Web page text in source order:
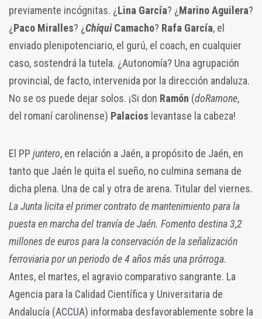
previamente incógnitas. ¿Lina García? ¿Marino Aguilera?
¿Paco Miralles? ¿ChiquiCamacho? Rafa García, el
enviado plenipotenciario, el gurú, el coach, en cualquier
caso, sostendrá la tutela. ¿Autonomía? Una agrupación
provincial, de facto, intervenida por la dirección andaluza.
No se os puede dejar solos. ¡Si don Ramón (doRamone,
del romaní carolinense) Palacios levantase la cabeza!
El PP juntero, en relación a Jaén, a propósito de Jaén, en
tanto que Jaén le quita el sueño, no culmina semana de
dicha plena. Una de cal y otra de arena. Titular del viernes.
La Junta licita el primer contrato de mantenimiento para la
puesta en marcha del tranvía de Jaén. Fomento destina 3,2
millones de euros para la conservación de la señalización
ferroviaria por un periodo de 4 años más una prórroga.
Antes, el martes, el agravio comparativo sangrante. La
Agencia para la Calidad Científica y Universitaria de
Andalucía (ACCUA) informaba desfavorablemente sobre la